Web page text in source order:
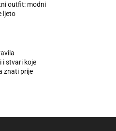
outfit: modni
ljeto
i stvari koje
znati prije